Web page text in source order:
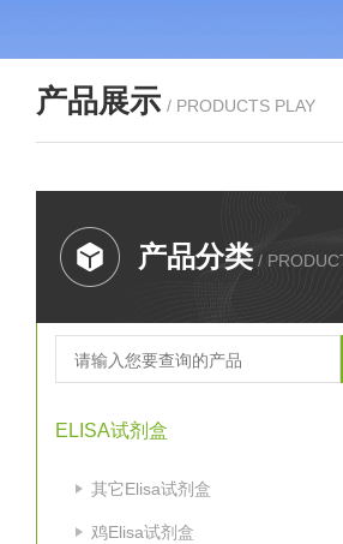
产品展示 / PRODUCTS PLAY
产品分类 /
ELISA试剂盒
其它Elisa试剂盒
鸡Elisa试剂盒